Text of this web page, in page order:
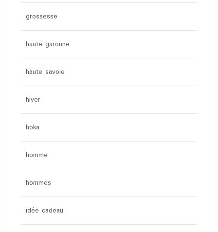
grossesse
haute garonne
haute savoie
hiver
hoka
homme
hommes
idée cadeau